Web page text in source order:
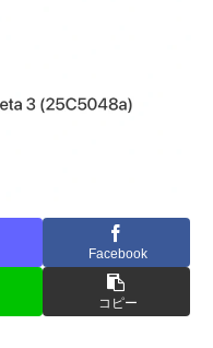
Facebook
コピー